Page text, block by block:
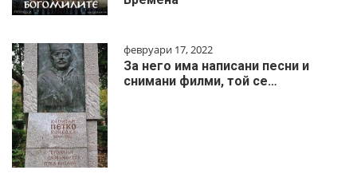
февруари 17, 2022
За него има написани песни и
снимани филми, той се…